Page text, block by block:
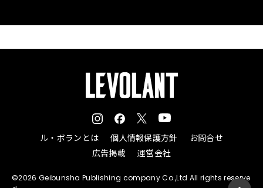
ル・ボランとは 個人情報保護方針
お問合せ
広告掲載
運営会社
©2026 Geibunsha Publishing company Co.,Ltd All rights reserve